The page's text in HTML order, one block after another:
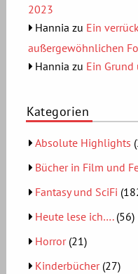
2023
Hannia zu Ein
außergewöhnlichen
Hannia zu Ein Grund
Kategorien
Absolute Highlights
Bücher in Film und
Fantasy und SciFi
Heute lese ich….(56)
Horror(21)
Kinderbücher(27)